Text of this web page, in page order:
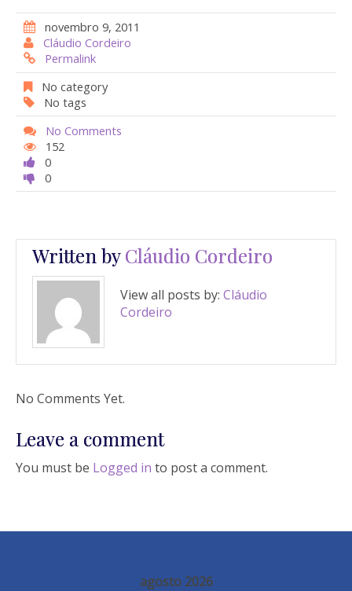
e
b
o
o
k
at
s
A
p
p
itt
er
er
st
novembro 9, 2011
Cláudio Cordeiro
Permalink
No category
No tags
No Comments
152
0
0
Written byCláudio Cordeiro
View all posts by: Cláudio
Cordeiro
No Comments Yet.
Leave a comment
You must be Logged in to post a comment.
agosto 2026